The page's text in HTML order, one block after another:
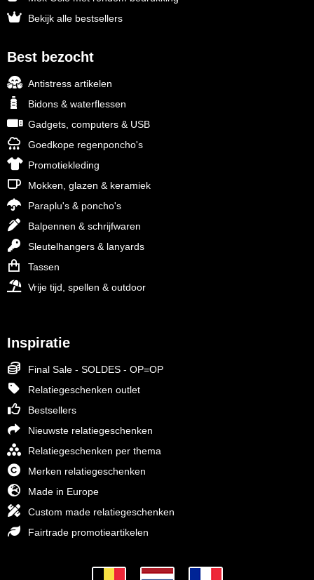
Bekijk alle bestsellers
Best bezocht
Antistress artikelen
Bidons & waterflessen
Gadgets, computers & USB
Goedkope regenponcho's
Promotiekleding
Mokken, glazen & keramiek
Paraplu's & poncho's
Balpennen & schrijfwaren
Sleutelhangers & lanyards
Tassen
Vrije tijd, spellen & outdoor
Inspiratie
Final Sale - SOLDES - OP=OP
Relatiegeschenken outlet
Bestsellers
Nieuwste relatiegeschenken
Relatiegeschenken per thema
Merken relatiegeschenken
Made in Europe
Custom made relatiegeschenken
Fairtrade promotieartikelen